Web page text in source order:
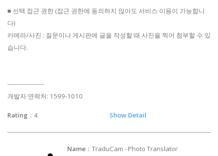
■ 선택 접근 권한 (접근 권한에 동의하지 않아도 서비스 이용이 가능합니
다)
카메라/사진 : 질문이나 게시판에 글을 작성할 때 사진을 찍어 첨부할 수 있
습니다.
-------------------
개발자 연락처: 1599-1010
Rating ：4 Show Detail
Name ：TraduCam - Photo Translator